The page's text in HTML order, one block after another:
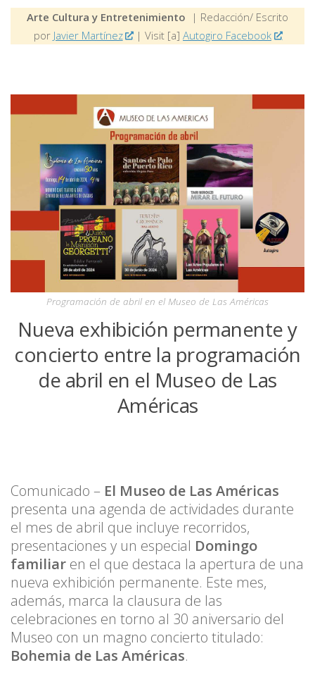
Arte Cultura y Entretenimiento | Redacción/ Escrito
por Javier Martínez | Visit [a] Autogiro Facebook
Programación de abril en el Museo de Las Américas
Nueva exhibición permanente y
concierto entre la programación
de abril en el Museo de Las
Américas
Comunicado – El Museo de Las Américas
presenta una agenda de actividades durante
el mes de abril que incluye recorridos,
presentaciones y un especial Domingo
familiar en el que destaca la apertura de una
nueva exhibición permanente. Este mes,
además, marca la clausura de las
celebraciones en torno al 30 aniversario del
Museo con un magno concierto titulado:
Bohemia de Las Américas.